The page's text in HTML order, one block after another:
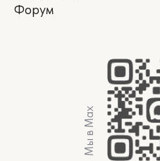
Форум
Мы в Max